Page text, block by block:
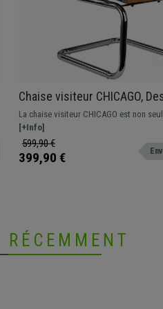
Chaise visiteur CHICAGO,
Élégant, Structure Métallique,
Marron
La chaise visiteur CHICAGO est non
design, mais également confortable et
qualité.
[+Info]
599,90 €
399,90 €
RÉCEMMENT